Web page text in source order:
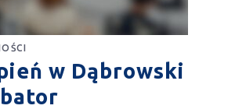
w Dąbrowski